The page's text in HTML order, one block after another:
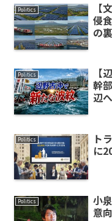
Politics
【
侵
の
Politics
【
幹
辺
Politics
ト
に
Politics
小
意